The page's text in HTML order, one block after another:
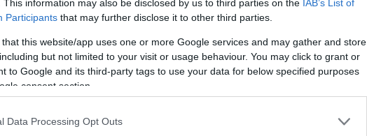
This information may also be disclosed by us to third parties on the IAB’s List of
Participants that may further disclose it to other third parties.
that this website/app uses one or more Google services and may gather and store
but not limited to your visit or usage behaviour. You may click to grant or
to Google and its third-party tags to use your data for below specified purposes
consent section.
Data Processing Opt Outs
margherite e girasoli, che esprimono
Ovviamente, c’è poi il
gusto
differenza.
per eccellenza nella decorazione di
hanno lasciato il posto a un altro tipo di
e delle piante artificiali